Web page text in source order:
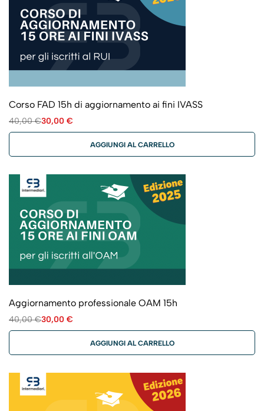
Corso FAD 15h di aggiornamento ai fini IVASS
40,00€30,00 €
AGGIUNGI AL CARRELLO
Aggiornamento professionale OAM 15h
40,00€30,00 €
AGGIUNGI AL CARRELLO